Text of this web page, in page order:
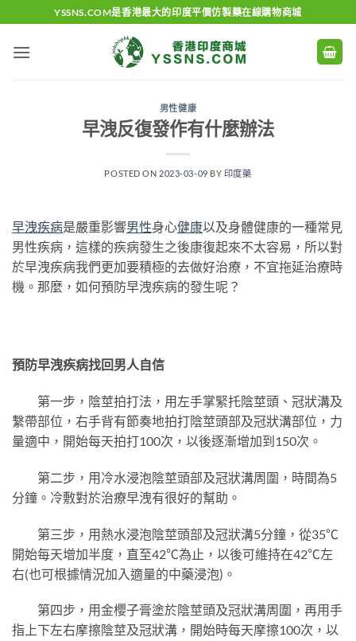
to
content
YSSNS.COM是香港最大的印度平價仿製藥在線購物商城
男性健康
早洩反復發作有什麼辦法
POSTED ON 2023-03-09 BY 印度藥
早洩疾病是嚴重影響男性身心健康以及身體健康的一種常見
男性疾病，這樣的疾病發生之後康復起來不太容易，所以對
於早洩疾病我們更加要積極的去做好治療，不宜拖延治療時
機。那麼，如何預防早洩疾病的發生呢？
預防早洩疾病找回男人自信
第一步，陰莖拍打法，用左手掌緊托陰莖頭、冠狀溝及
繫帶部位，右手背有節奏地拍打陰莖頭部及冠狀溝部位，力
量適中，開始每天拍打100次，以後逐漸增加到150次。
第二步，用冷水浸泡陰莖頭部及冠狀溝周圍，時間為5
分鐘。冷敷對於治療早洩有很好的幫助。
第三步，用熱水浸泡陰莖頭部及冠狀溝5分鐘，從35℃
開始每天增加半度，直至42℃為止，以後可維持在42℃左
右(也可根據情況加入適量的中藥浸泡)。
第四步，用金櫻子膏塗於陰莖頭及冠狀溝周圍，再用手
指上下左右摩擦陰莖及冠狀溝，開始時每天摩擦100次，以